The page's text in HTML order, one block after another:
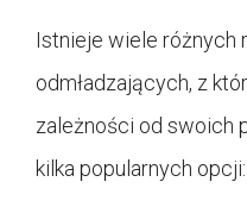
Istnieje wiele różnych
odmładzających, z
zależności od swoich
kilka popularnych opcji: